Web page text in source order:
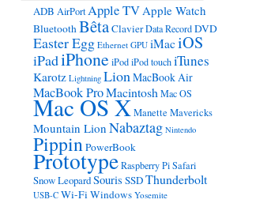
ADB AirPort Apple TVApple Watch
BluetoothBêtaClavier Data Record DVD
Easter Egg Ethernet GPU iMaciOS
iPadiPhone iPod iPod touch iTunes
Karotz Lightning LionMacBook Air
MacBook ProMacintosh Mac OS
Mac OS X Manette Mavericks
Mountain Lion Nabaztag Nintendo
PippinPowerBook
Prototype Raspberry Pi Safari
Snow LeopardSouris SSDThunderbolt
USB-C Wi-FiWindows Yosemite